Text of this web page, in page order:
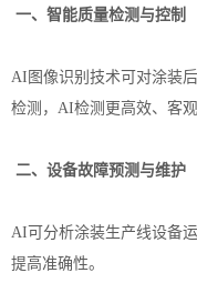
一、智能质量检测与控制
AI图像识别技术可对涂装
检测，AI检测更高效、客
二、设备故障预测与维护
AI可分析涂装生产线设备
提高准确性。